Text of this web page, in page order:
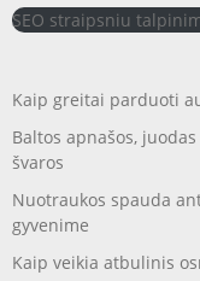
SEO straipsniu
Kaip greitai parduoti
Baltos apnašos,
švaros
Nuotraukos spauda
gyvenime
Kaip veikia atbulinis